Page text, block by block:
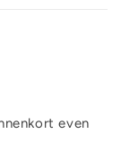
even